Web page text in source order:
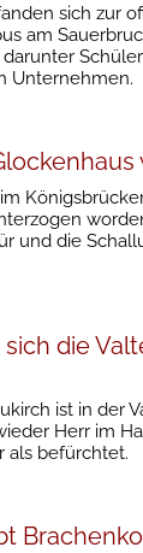
sich zur
am
Unternehmen.
und die
die
ist in der
Herr im
als befürchtet.